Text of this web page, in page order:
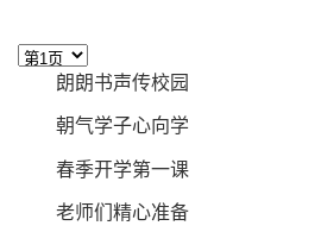
朗朗书声传校园
朝气学子心向学
春季开学第一课
老师们精心准备